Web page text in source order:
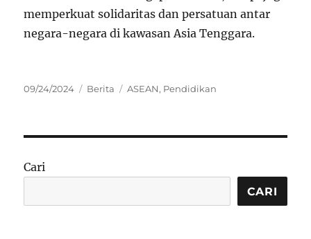
memperkuat solidaritas dan persatuan antar
negara-negara di kawasan Asia Tenggara.
Posted
09/24/2024 Categories
Berita Tags
ASEAN, Pendidikan
Cari
CARI